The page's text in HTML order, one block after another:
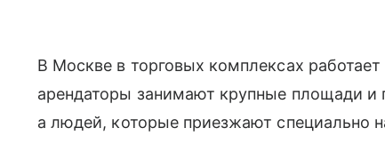
В Москве в торговых комплексах
арендаторы занимают крупные площади и
а людей, которые приезжают специально